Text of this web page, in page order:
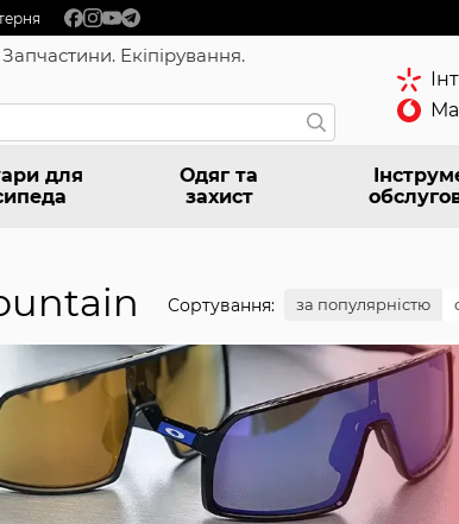
Екіпірування.
для
Одяг та
захист
Сортування: за популярністю